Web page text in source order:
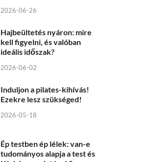
2026-06-26
Hajbeültetés nyáron: mire
kell figyelni, és valóban
ideális időszak?
2026-06-02
Induljon a pilates-kihívás!
Ezekre lesz szükséged!
2026-05-18
Ép testben ép lélek: van-e
tudományos alapja a test és